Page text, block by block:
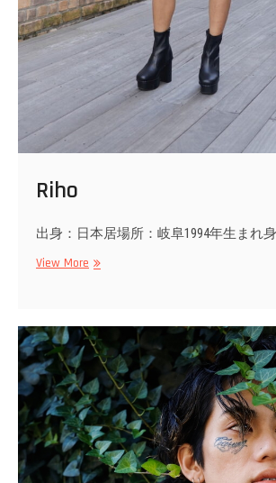
Riho
出身：日本居場所：岐阜1994年生まれ
View More Riho